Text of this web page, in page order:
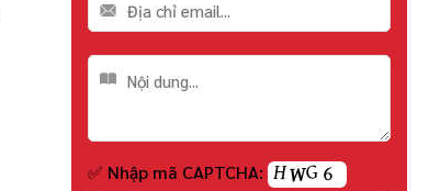
✅ Nhập mã CAPTCHA: